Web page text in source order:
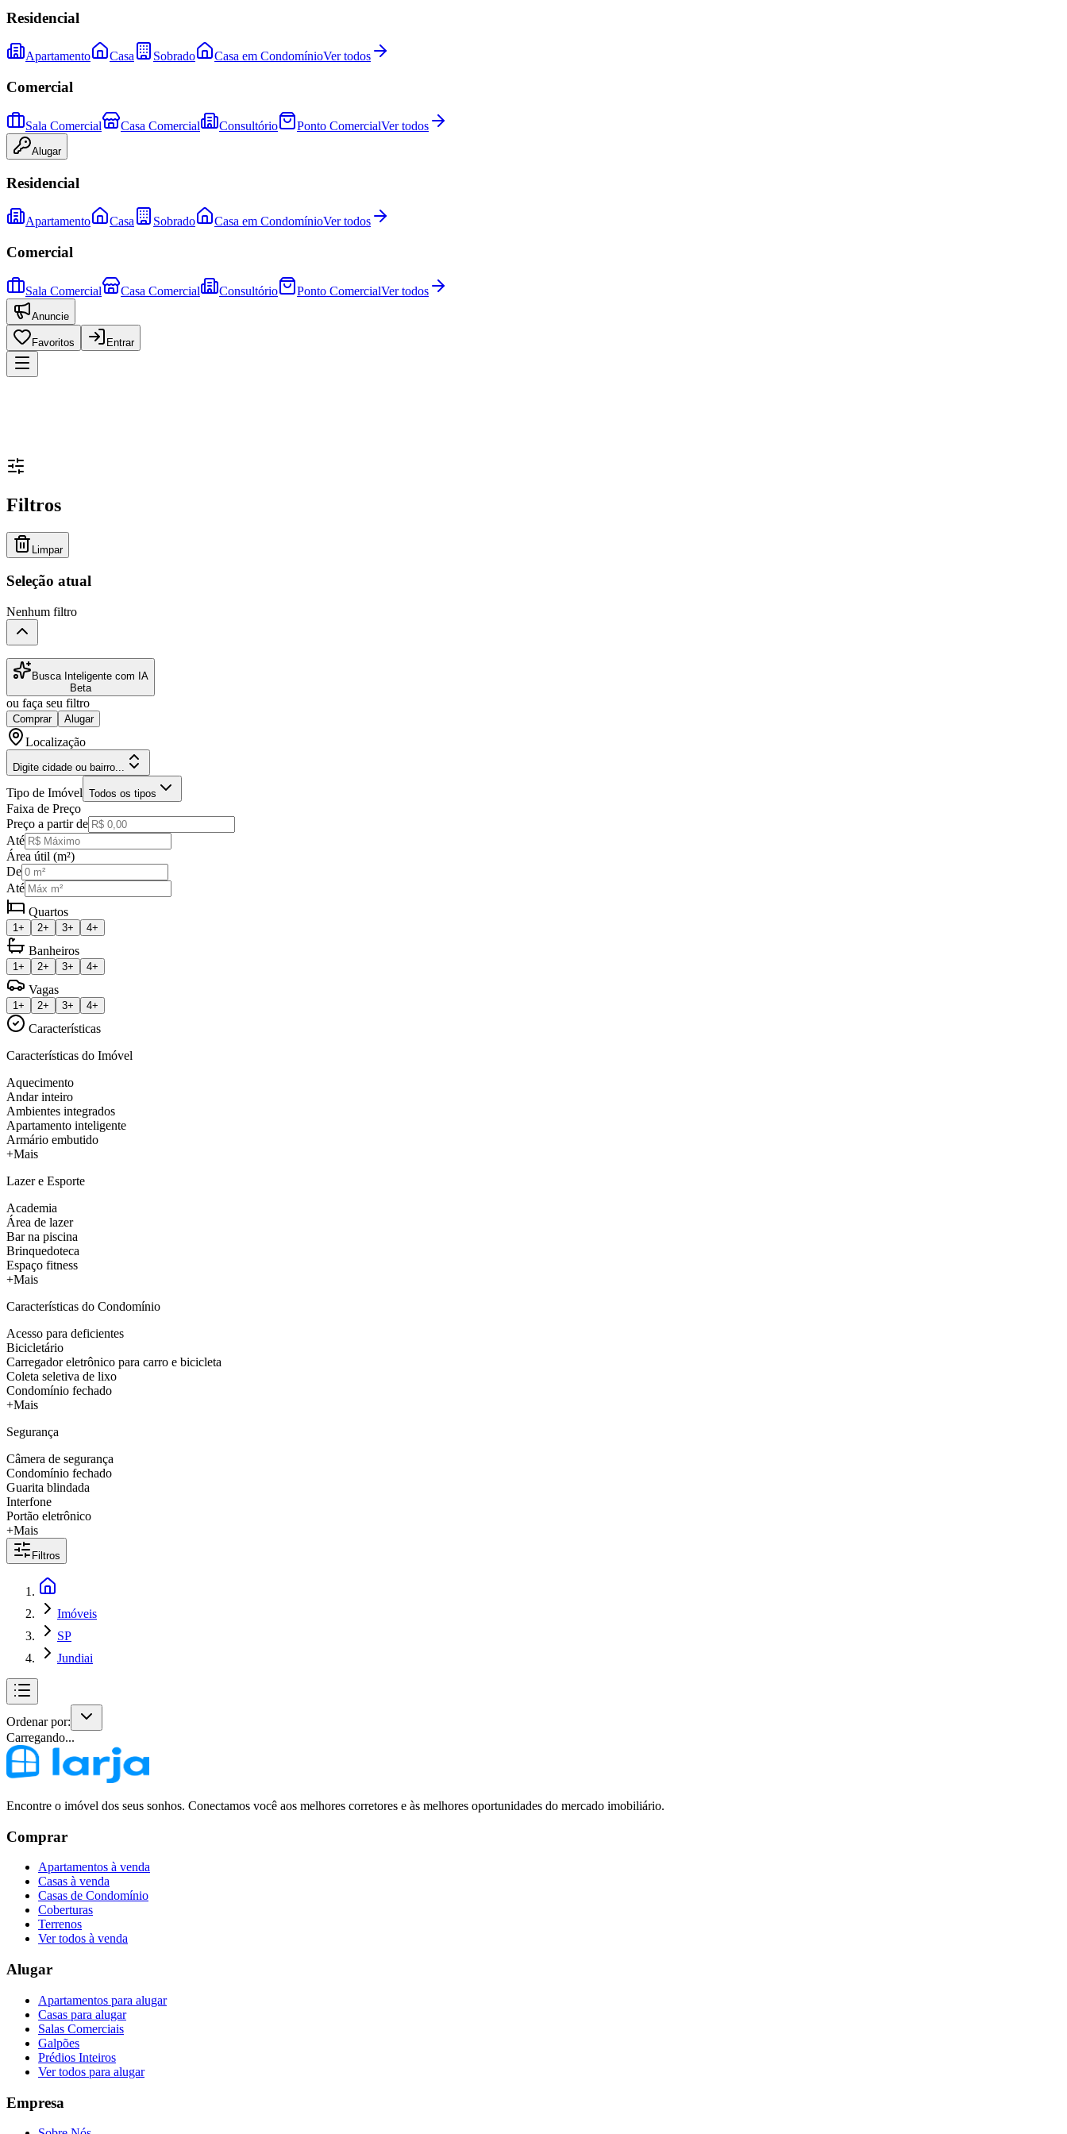
Residencial
Apartamento Casa Sobrado Casa em CondomínioVer todos
Comercial
Sala Comercial Casa Comercial Consultório Ponto ComercialVer todos
Alugar
Residencial
Apartamento Casa Sobrado Casa em CondomínioVer todos
Comercial
Sala Comercial Casa Comercial Consultório Ponto ComercialVer todos
Anuncie
Favoritos Entrar
Filtros
Limpar
Seleção atual
Nenhum filtro
Busca Inteligente com IA
Beta
ou faça seu filtro
Comprar Alugar
Localização
Digite cidade ou bairro...
Tipo de Imóvel Todos os tipos
Faixa de Preço
Preço a partir de
Até
Área útil (m²)
De
Até
Quartos
1+ 2+ 3+ 4+
Banheiros
1+ 2+ 3+ 4+
Vagas
1+ 2+ 3+ 4+
Características
Características do Imóvel
Aquecimento
Andar inteiro
Ambientes integrados
Apartamento inteligente
Armário embutido
+Mais
Lazer e Esporte
Academia
Área de lazer
Bar na piscina
Brinquedoteca
Espaço fitness
+Mais
Características do Condomínio
Acesso para deficientes
Bicicletário
Carregador eletrônico para carro e bicicleta
Coleta seletiva de lixo
Condomínio fechado
+Mais
Segurança
Câmera de segurança
Condomínio fechado
Guarita blindada
Interfone
Portão eletrônico
+Mais
Filtros
Imóveis
SP
Jundiai
Ordenar por:
Carregando...
Encontre o imóvel dos seus sonhos. Conectamos você aos melhores corretores e às melhores oportunidades do mercado imobiliário.
Comprar
Apartamentos à venda
Casas à venda
Casas de Condomínio
Coberturas
Terrenos
Ver todos à venda
Alugar
Apartamentos para alugar
Casas para alugar
Salas Comerciais
Galpões
Prédios Inteiros
Ver todos para alugar
Empresa